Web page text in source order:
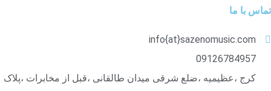
تماس با ما
info{at}sazenomusic.com
09126784957
کرج ،عظیمیه ،ضلع شرقی میدان طالقانی ،قبل از مخابرات ،پلاک